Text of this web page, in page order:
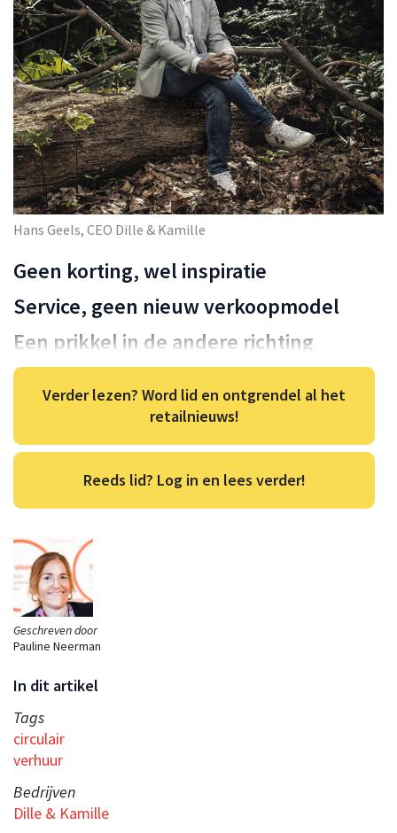
Geschreven door
Pauline Neerman
In dit artikel
Tags
circulair
verhuur
Bedrijven
Dille & Kamille
Hans Geels, CEO Dille & Kamille
Geen korting, wel inspiratie
Service, geen nieuw verkoopmodel
Een prikkel in de andere richting
Verder lezen? Word lid en ontgrendel al het
retailnieuws!
Reeds lid? Log in en lees verder!